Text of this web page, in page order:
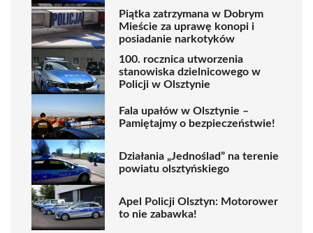
Piątka zatrzymana w Dobrym
Mieście za uprawę konopi i
posiadanie narkotyków
100. rocznica utworzenia
stanowiska dzielnicowego w
Policji w Olsztynie
Fala upałów w Olsztynie –
Pamiętajmy o bezpieczeństwie!
Działania „Jednoślad” na terenie
powiatu olsztyńskiego
Apel Policji Olsztyn: Motorower
to nie zabawka!